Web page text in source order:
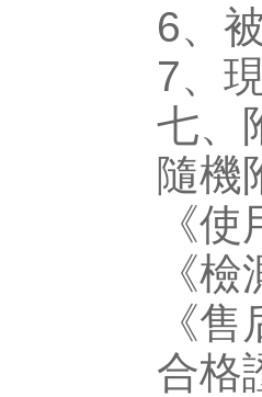
6、
7、
七、
隨機
《
《
《
合格